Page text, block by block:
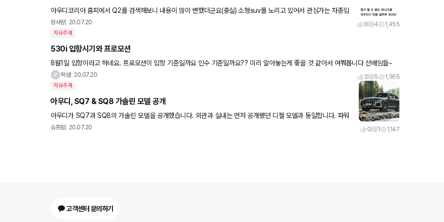
아우디코리아 홈피에서 Q2를 검색해보니 내용이 많이 변했더군요(충실) 소형suv를 노리고 있어서 관심가는 차종입
니다 풀옵션으로 들어오면 좋을 듯 한데 아코 그렇게 호락호락하지는 않겠죠
땅사랑 20.07.20 0 4 1,455
자유주제
530i 입항시기와 프로모션
8월1일 입항이라고 하네요. 프로모션이 입항 기준일까요 인수 기준일까요?? 미리 알아놓는게 좋을 것 같아서 여쭤봅니다 선배임들~
락성 20.07.20 2 5 1,365
자유주제
아우디, SQ7 & SQ8 가솔린 모델 공개
아우디가 SQ7과 SQ8의 가솔린 모델을 공개했습니다. 외관과 실내는 먼저 공개됐던 디젤 모델과 동일합니다. 파워
슈프림 20.07.20 0 1 1,147
고객센터 문의하기